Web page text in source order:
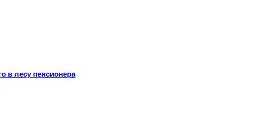
в лесу пенсионера